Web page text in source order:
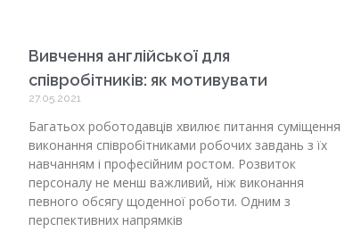
Вивчення англійської для
співробітників: як мотивувати
27.05.2021
Багатьох роботодавців хвилює питання суміщення
виконання співробітниками робочих завдань з їх
навчанням і професійним ростом. Розвиток
персоналу не менш важливий, ніж виконання
певного обсягу щоденної роботи. Одним з
перспективних напрямків